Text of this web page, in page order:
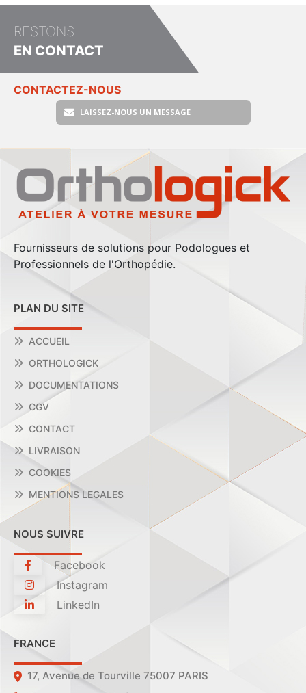
RESTONS
EN CONTACT
CONTACTEZ-NOUS
LAISSEZ-NOUS UN MESSAGE
Fournisseurs de solutions pour Podologues et
Professionnels de l'Orthopédie.
PLAN DU SITE
ACCUEIL
ORTHOLOGICK
DOCUMENTATIONS
CGV
CONTACT
LIVRAISON
COOKIES
MENTIONS LEGALES
NOUS SUIVRE
Facebook
Instagram
LinkedIn
FRANCE
17, Avenue de Tourville 75007 PARIS